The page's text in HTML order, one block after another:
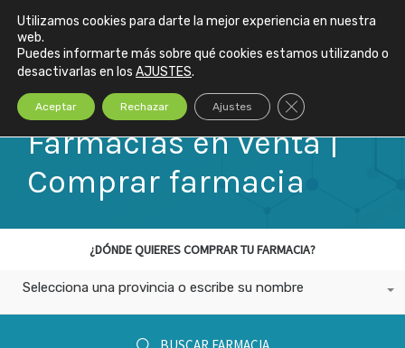
Farmacias en venta |
Comprar farmacia
¿DÓNDE QUIERES COMPRAR TU FARMACIA?
Selecciona una provincia o escribe su nombre
Utilizamos cookies para darte la mejor experiencia en nuestra
web.
Puedes informarte más sobre qué cookies estamos utilizando o
desactivarlas en los AJUSTES.
Aceptar Rechazar Ajustes Cerrar el banner de